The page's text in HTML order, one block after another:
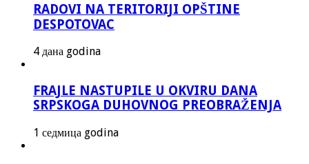
RADOVI NA TERITORIJI OPŠTINE
DESPOTOVAC
4 дана godina
FRAJLE NASTUPILE U OKVIRU DANA
SRPSKOGA DUHOVNOG PREOBRAŽENJA
1 седмица godina